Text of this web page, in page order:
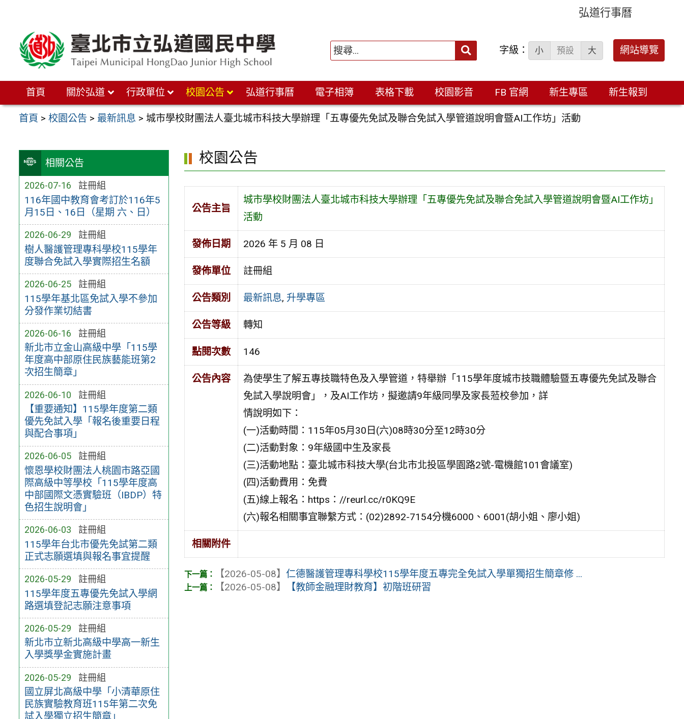
弘道行事曆
搜
字級： 小 預設 大 網站導覽
首頁 關於弘道 行政單位 校園公告 弘道行事曆 電子相簿 表格下載 校園影音 FB 官網 新生專區 新生報到
首頁 >校園公告 > 最新訊息 > 城市學校財團法人臺北城市科技大學辦理「五專優先免試及聯合免試入學管道說明會暨AI工作坊」活動
相關公告
2026-07-16 註冊組
116年國中教育會考訂於116年5
月15日、16日（星期 六、日）
2026-06-29 註冊組
樹人醫護管理專科學校115學年
度聯合免試入學實際招生名額
2026-06-25 註冊組
115學年基北區免試入學不參加
分發作業切結書
2026-06-16 註冊組
新北市立金山高級中學「115學
年度高中部原住民族藝能班第2
次招生簡章」
2026-06-10 註冊組
【重要通知】115學年度​第二類
優先免試入學「報​名後重要日程
與配合事項」
2026-06-05 註冊組
懷恩學校財團法人桃園市路亞國
際高級中等學校「115學年度高
中部國際文憑實驗班（IBDP）特
色招生說明會」
2026-06-03 註冊組
115學年台北市優先免試第二類
正式志願選填與報名事宜提醒
2026-05-29 註冊組
115學年度五專優先免試入學網
路選填登記志願注意事項
2026-05-29 註冊組
新北市立新北高級中學高一新生
入學獎學金實施計畫
2026-05-29 註冊組
國立屏北高級中學「小清華原住
民族實驗教育班115年第二次免
試入學獨立招生簡章」
校園公告
公告主旨
城市學校財團法人臺北城市科技大學辦理「五專優先免試及聯合免試入學管道說明會暨AI工作坊」
活動
發佈日期 2026 年 5 月 08 日
發佈單位 註冊組
公告類別 最新訊息, 升學專區
公告等級 轉知
點閱次數 146
公告內容
為使學生了解五專技職特色及入學管道，特舉辦「115學年度城市技職體驗暨五專優先免試及聯合
免試入學說明會」，及AI工作坊，擬邀請9年級同學及家長蒞校參加，詳
情說明如下：
(一)活動時間：115年05月30日(六)08時30分至12時30分
(二)活動對象：9年級國中生及家長
(三)活動地點：臺北城市科技大學(台北市北投區學園路2號-電機館101會議室)
(四)活動費用：免費
(五)線上報名：https：//reurl.cc/r0KQ9E
(六)報名相關事宜聯繫方式：(02)2892-7154分機6000、6001(胡小姐、廖小姐)
相關附件
【2026-05-08】仁德醫護管理專科學校115學年度五專完全免試入學單獨招生簡章修 ...
【2026-05-08】
【教師金融理財教育】初階班研習